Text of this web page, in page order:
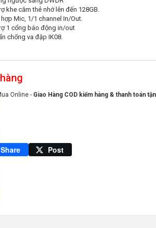
khe cắm thẻ nhớ lên đến 128GB.
Mic, 1/1 channel In/Out.
1 cổng báo động in/out
chống va đập IK08.
Online - Giao Hàng COD kiểm hàng & thanh toán
Share Post